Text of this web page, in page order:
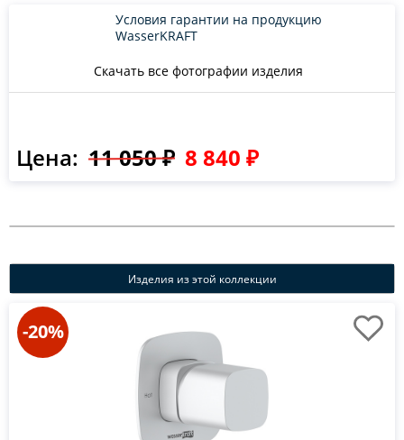
Скачать все фотографии изделия
Условия гарантии на продукцию
WasserKRAFT
Цена: 11 050 ₽ 8 840 ₽
Изделия из этой коллекции
-20%